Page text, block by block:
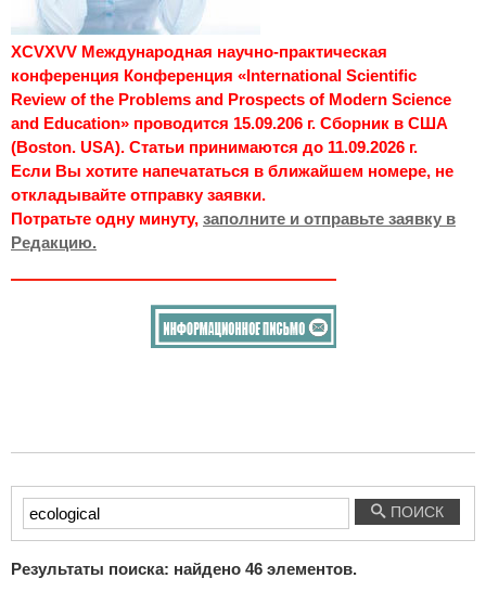
XCVXVV Международная научно-практическая
конференция Конференция «International Scientific
Review of the Problems and Prospects of Modern Science
and Education» проводится 15.09.206 г. Сборник в США
(Boston. USA). Статьи принимаются до 11.09.2026 г.
Если Вы хотите напечататься в ближайшем номере, не
откладывайте отправку заявки.
Потратьте одну минуту, заполните и отправьте заявку в
Редакцию.
Введите
текст
поиска...
ПОИСК
Результаты поиска: найдено 46 элементов.